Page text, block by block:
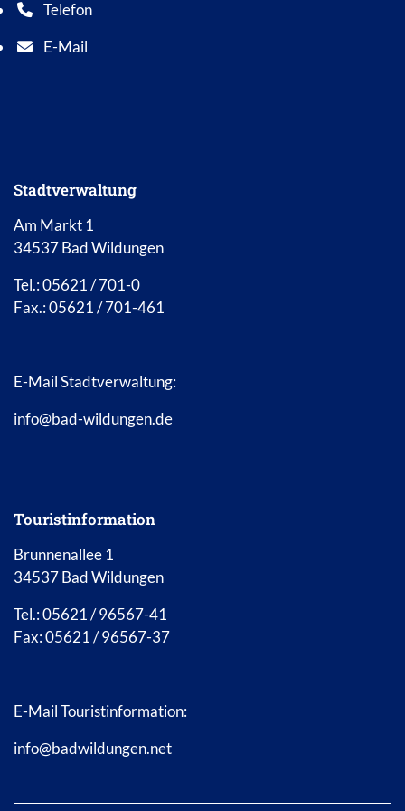
Telefon
Telefonnummer: 0 5 6 2 1 7 0 1 0
E-Mail
E-Mail Adresse: info@bad-wildungen.de
Stadtverwaltung
Am Markt 1
34537 Bad Wildungen
Tel.: 05621 / 701-0
Fax.: 05621 / 701-461
E-Mail Stadtverwaltung:
info@bad-wildungen.de
Touristinformation
Brunnenallee 1
34537 Bad Wildungen
Tel.: 05621 / 96567-41
Fax: 05621 / 96567-37
E-Mail Touristinformation:
info@badwildungen.net